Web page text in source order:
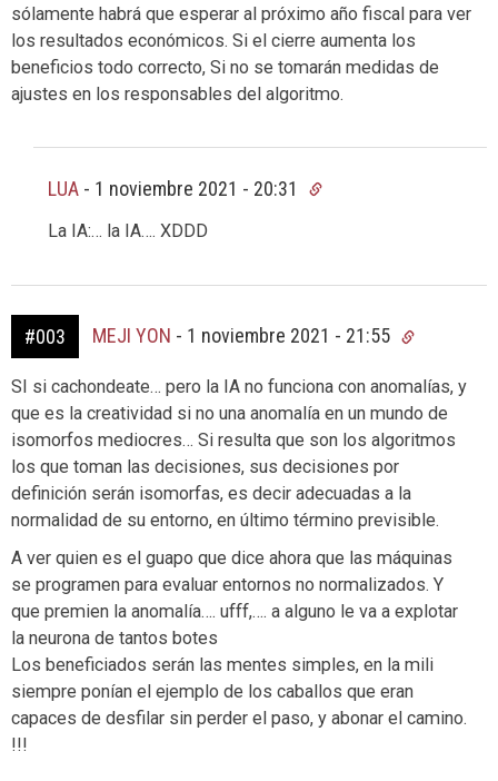
sólamente habrá que esperar al próximo año fiscal para ver
los resultados económicos. Si el cierre aumenta los
beneficios todo correcto, Si no se tomarán medidas de
ajustes en los responsables del algoritmo.
LUA - 1 noviembre 2021 - 20:31
La IA:… la IA…. XDDD
#003 MEJI YON - 1 noviembre 2021 - 21:55
SI si cachondeate… pero la IA no funciona con anomalías, y
que es la creatividad si no una anomalía en un mundo de
isomorfos mediocres… Si resulta que son los algoritmos
los que toman las decisiones, sus decisiones por
definición serán isomorfas, es decir adecuadas a la
normalidad de su entorno, en último término previsible.
A ver quien es el guapo que dice ahora que las máquinas
se programen para evaluar entornos no normalizados. Y
que premien la anomalía…. ufff,…. a alguno le va a explotar
la neurona de tantos botes
Los beneficiados serán las mentes simples, en la mili
siempre ponían el ejemplo de los caballos que eran
capaces de desfilar sin perder el paso, y abonar el camino.
!!!